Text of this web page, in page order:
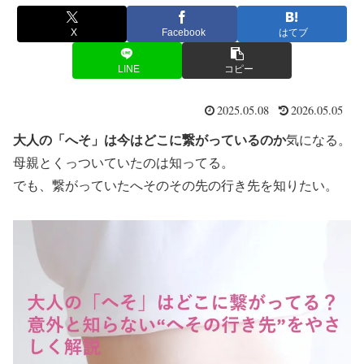
X Facebook はてブ
LINE コピー
2025.05.08 2026.05.05
大人の「へそ」は今はどこに繋がっているのか気になる。
母親とくっついていたのは知ってる。
でも、繋がっていたへそのその先の行き先を知りたい。